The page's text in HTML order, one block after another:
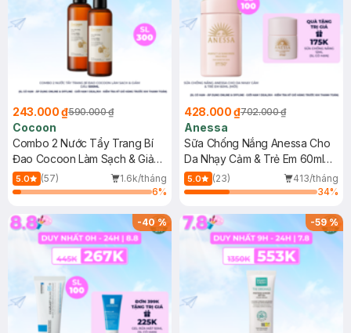
243.000 ₫590.000 ₫
Cocoon
Combo 2 Nước Tẩy Trang Bí
Đao Cocoon Làm Sạch & Giảm
Dầu 500ml
5.0 (57)
1.6k/tháng
6%
428.000 ₫702.000 ₫
Anessa
Sữa Chống Nắng Anessa Cho
Da Nhạy Cảm & Trẻ Em 60ml
(Mới)
5.0 (23)
413/tháng
34%
-40% -59%